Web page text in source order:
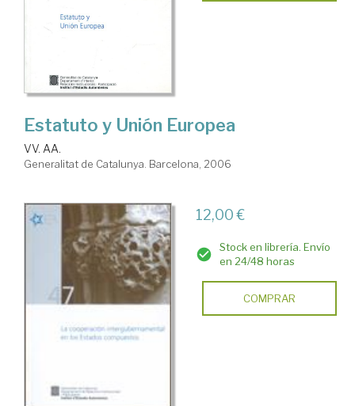
Estatuto y Unión Europea
VV. AA.
Generalitat de Catalunya. Barcelona, 2006
12,00 €
Stock en librería. Envío
en 24/48 horas
COMPRAR